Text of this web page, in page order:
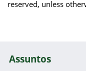
reserved, unless
Assuntos